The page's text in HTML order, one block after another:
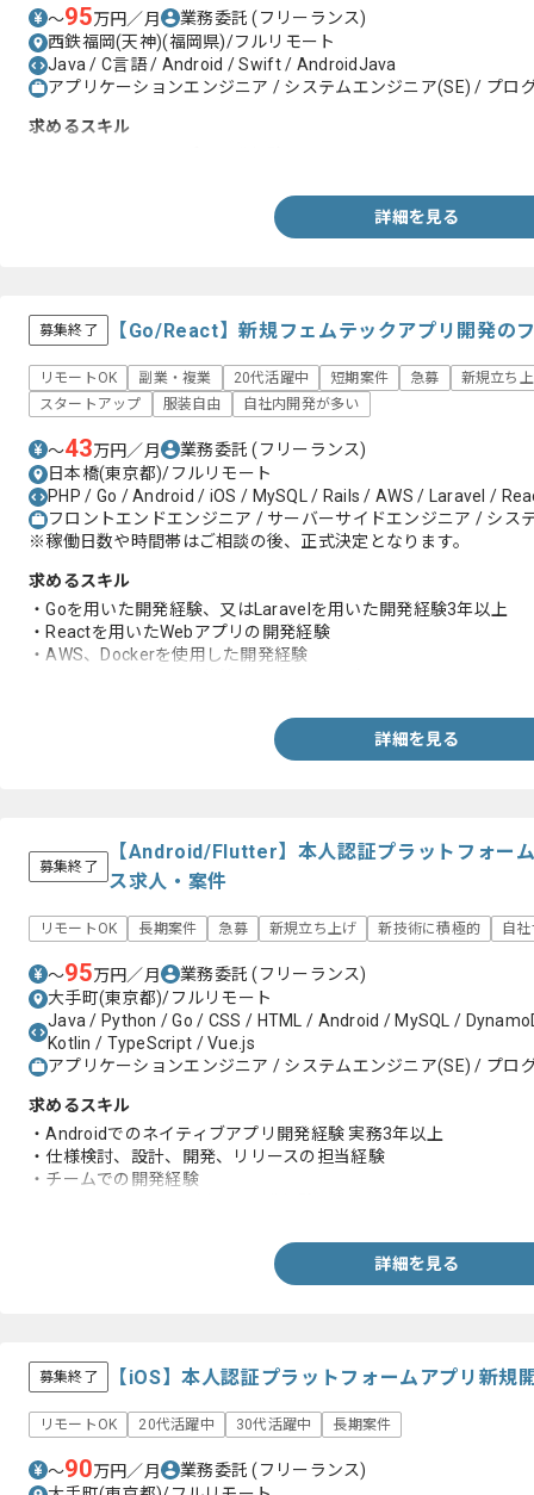
〜95万円／月 業務委託(フリーランス)
西鉄福岡(天神)(福岡県)/フルリモート
Java / C言語 / Android / Swift / AndroidJava
アプリケーションエンジニア / システムエンジニア(SE) / プロ
求めるスキル
詳細を見る
募集終了 【Go/React】新規フェムテックアプリ開発の
リモートOK 副業・複業 20代活躍中 短期案件 急募
新規立ち
スタートアップ
服装自由 自社内開発が多い
〜43万円／月 業務委託(フリーランス)
日本橋(東京都)/フルリモート
PHP / Go / Android / iOS / MySQL / Rails / AWS / Laravel /
フロントエンドエンジニア / サーバーサイドエンジニア / シス
※稼働日数や時間帯はご相談の後、正式決定となります。
求めるスキル
・Goを用いた開発経験、又はLaravelを用いた開発経験3年以上
・Reactを用いたWebアプリの開発経験
・AWS、Dockerを使用した開発経験
詳細を見る
募集終了
【Android/Flutter】本人認証プラットフォー
ス求人・案件
リモートOK 長期案件 急募 新規立ち上げ 新技術に積極的 自
〜95万円／月 業務委託(フリーランス)
大手町(東京都)/フルリモート
Java / Python / Go / CSS / HTML / Android / MySQL /
Kotlin / TypeScript / Vue.js
アプリケーションエンジニア / システムエンジニア(SE) / プロ
求めるスキル
・Androidでのネイティブアプリ開発経験 実務3年以上
・仕様検討、設計、開発、リリースの担当経験
・チームでの開発経験
詳細を見る
募集終了 【iOS】本人認証プラットフォームアプリ新規
リモートOK 20代活躍中 30代活躍中 長期案件
〜90万円／月 業務委託(フリーランス)